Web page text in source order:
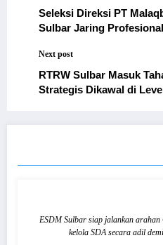
Seleksi Direksi PT
Sulbar Jaring
Next post
RTRW Sulbar Masuk
Strategis Dikawal di
ESDM Sulbar siap jalankan
kelola SDA secara adil